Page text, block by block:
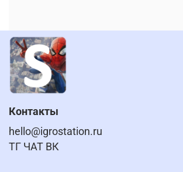
Контакты
hello@igrostation.ru
ТГ ЧАТ ВК